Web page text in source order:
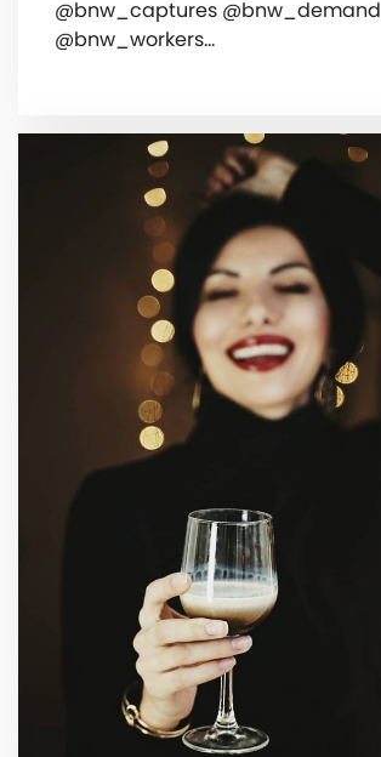
@bnw_captures @bnw_demand
@bnw_workers…